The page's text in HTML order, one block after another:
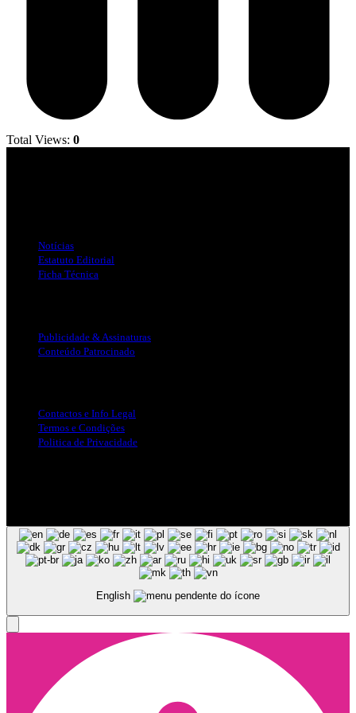
Total Views: 0
Notícias
Estatuto Editorial
Ficha Técnica
Publicidade & Assinaturas
Conteúdo Patrocinado
Contactos e Info Legal
Termos e Condições
Politica de Privacidade
English